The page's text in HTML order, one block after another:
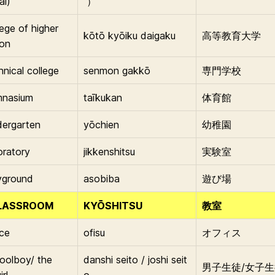
of higher
kōtō kyōiku daigaku 高等教育大学
college senmon gakkō 専門学校
taīkukan 体育館
yōchien 幼稚園
jikkenshitsu 実験室
asobiba 遊び場
KYŌSHITSU 教室
ofisu オフィス
the
danshi seito / joshi seit
男子生徒/女子